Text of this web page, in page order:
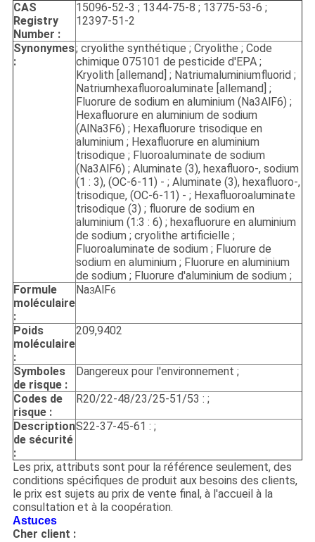
CAS
Registry
Number :
15096-52-3 ; 1344-75-8 ; 13775-53-6 ;
12397-51-2
Synonymes
:
; cryolithe synthétique ; Cryolithe ; Code
chimique 075101 de pesticide d'EPA ;
Kryolith [allemand] ; Natriumaluminiumfluorid ;
Natriumhexafluoroaluminate [allemand] ;
Fluorure de sodium en aluminium (Na3AlF6) ;
Hexafluorure en aluminium de sodium
(AlNa3F6) ; Hexafluorure trisodique en
aluminium ; Hexafluorure en aluminium
trisodique ; Fluoroaluminate de sodium
(Na3AlF6) ; Aluminate (3), hexafluoro-, sodium
(1 : 3), (OC-6-11) - ; Aluminate (3), hexafluoro-,
trisodique, (OC-6-11) - ; Hexafluoroaluminate
trisodique (3) ; fluorure de sodium en
aluminium (1:3 : 6) ; hexafluorure en aluminium
de sodium ; cryolithe artificielle ;
Fluoroaluminate de sodium ; Fluorure de
sodium en aluminium ; Fluorure en aluminium
de sodium ; Fluorure d'aluminium de sodium ;
Formule
moléculaire
:
Na3AlF6
Poids
moléculaire
:
209,9402
Symboles
de risque :
Dangereux pour l'environnement ;
Codes de
risque :
R20/22-48/23/25-51/53 : ;
Description
de sécurité
:
S22-37-45-61 : ;
Les prix, attributs sont pour la référence seulement, des
conditions spécifiques de produit aux besoins des clients,
le prix est sujets au prix de vente final, à l'accueil à la
consultation et à la coopération.
Astuces
Cher client :